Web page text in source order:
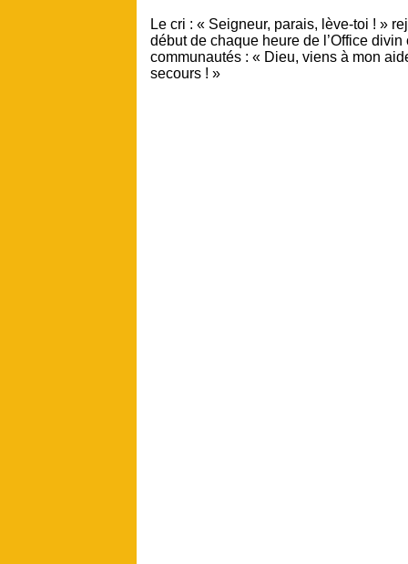
Le cri : « Seigneur, parais, lève-toi ! »
début de chaque heure de l’Office divin
communautés : « Dieu, viens à mon
secours ! »